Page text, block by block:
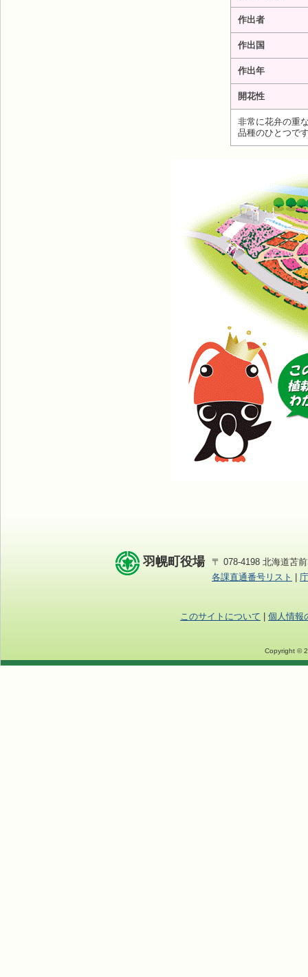
作出者
作出国
作出年
開花性
非常に花弁の重
品種のひとつで
羽幌町役場
〒 078-4198 北海道苫
各課直通番号リスト
このサイトについて 個人情報
Copyright ©